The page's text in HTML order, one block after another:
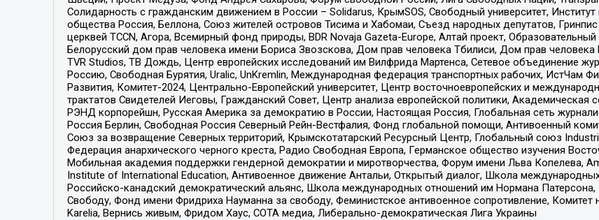
Солидарность с гражданским движением в России – Solidarus, КрымSOS, Свободный университет,
общества Россия, Беллона, Союз жителей островов Тисима и Хабомаи, Съезд народных депутатов,
церквей TCCN, Агора, Всемирный фонд природы, BDR Novaja Gazeta-Europe, Алтай проект,
Белорусский дом прав человека имени Бориса Звозскова, Дом прав человека Тбилиси, Дом прав
TVR Studios, ТВ Дождь, Центр европейских исследований им Вилфрида Мартенса, Сетевое объединение
Россию, Свободная Бурятия, Uralic, UnKremlin, Международная федерация транспортных рабочих, ИстЧам
Развития, Комитет-2024, Центрально-Европейский университет, Центр восточноевропейских и
трактатов Свидетелей Иеговы, Гражданский Совет, Центр анализа европейской политики, Академическая
РЭНД корпорейшн, Русская Америка за демократию в России, Настоящая Россия, Глобальная сеть
Россия Берлин, Свободная Россия Северный Рейн-Вестфалия, Фонд глобальной помощи, Антивоенный
Союз за возвращение Северных территорий, Крымскотатарский Ресурсный Центр, Глобальный союз
Федерация анархического черного креста, Радио Свободная Европа, Германское общество изучения
Мобильная академия поддержки гендерной демократии и миротворчества, Форум имени Льва Копелева,
Institute of International Education, Антивоенное движение Антальи, Открытый диалог, Школа
Российско-канадский демократический альянс, Школа международных отношений им Нормана
Свободу, Фонд имени Фридриха Науманна за свободу, Феминистское антивоенное сопротивление,
Karelia, Вернись живым, Фридом Хаус, СОТА медиа, Либерально-демократическая Лига Украины